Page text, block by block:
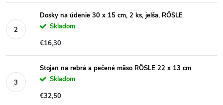
Dosky na údenie 30 x 15 cm, 2 ks, jelša, RÖSLE
Skladom
€16,30
Stojan na rebrá a pečené mäso RÖSLE 22 x 13 cm
Skladom
€32,50